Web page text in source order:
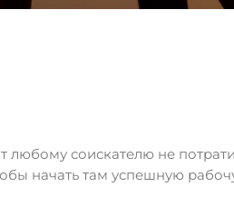
соискателю не
начать там успешную